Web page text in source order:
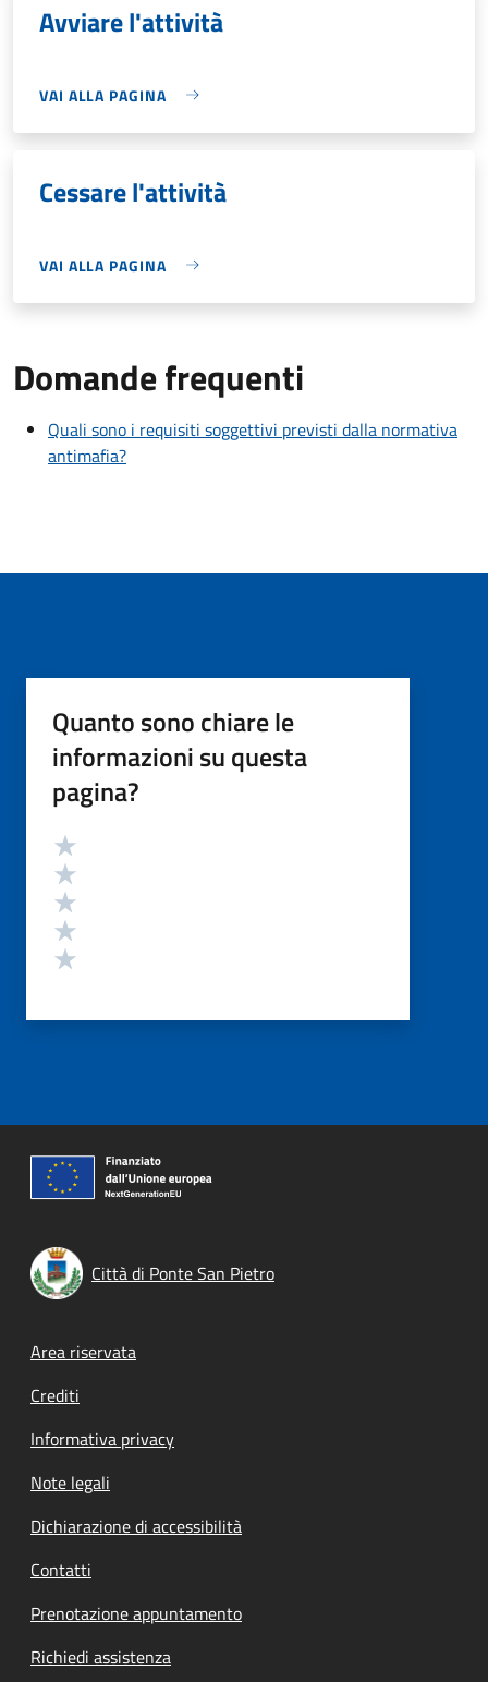
Avviare l'attività
VAI ALLA PAGINA
Cessare l'attività
VAI ALLA PAGINA
Domande frequenti
Quali sono i requisiti soggettivi previsti dalla normativa
antimafia?
Quanto sono chiare le
informazioni su questa
pagina?
Valutazione
Città di Ponte San Pietro
Footer menu
Area riservata
Crediti
Informativa privacy
Note legali
Dichiarazione di accessibilità
Contatti
Prenotazione appuntamento
Richiedi assistenza